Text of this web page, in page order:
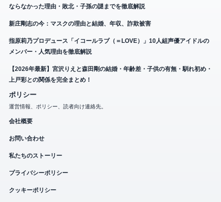
ならなかった理由・敗北・子孫の謎までを徹底解説
新庄剛志の今：マスクの理由と結婚、年収、詐欺被害
指原莉乃プロデュース「イコールラブ（＝LOVE）」10人組声優アイドルの
メンバー・人気理由を徹底解説
【2026年最新】宮沢りえと森田剛の結婚・年齢差・子供の有無・馴れ初め・
上戸彩との関係を完全まとめ！
ポリシー
運営情報、ポリシー、読者向け連絡先。
会社概要
お問い合わせ
私たちのストーリー
プライバシーポリシー
クッキーポリシー